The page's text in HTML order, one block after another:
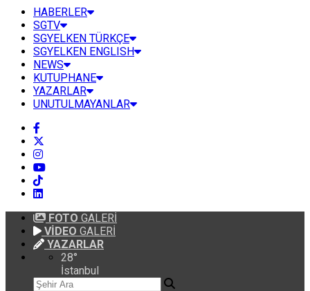
HABERLER
SGTV
SGYELKEN TÜRKÇE
SGYELKEN ENGLISH
NEWS
KUTUPHANE
YAZARLAR
UNUTULMAYANLAR
FOTO GALERİ
VİDEO GALERİ
YAZARLAR
28°
İstanbul